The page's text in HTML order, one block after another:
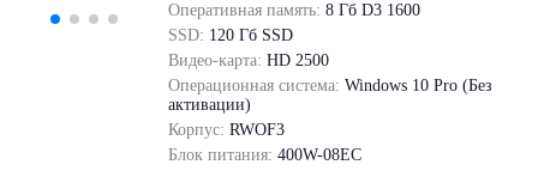
Оперативная память: 8 Гб D3 1600
SSD: 120 Гб SSD
Видео-карта: HD 2500
Операционная система: Windows 10 Pro (Без
активации)
Корпус: RWOF3
Блок питания: 400W-08EC